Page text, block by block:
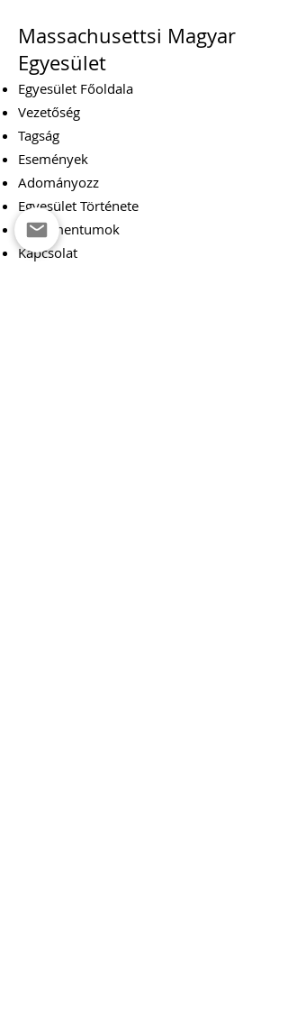
Massachusettsi Magyar
Egyesület
Egyesület Főoldala
Vezetőség
Tagság
Események
Adományozz
Egyesület Története
Dokumentumok
Kapcsolat